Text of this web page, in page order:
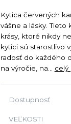
Kytica červených
vášne a lásky. Tieto
krásy, ktoré nikdy
kytici sú starostlivo
radosť do každého
na výročie, na... celý
Dostupnosť
VEĽKOSTI